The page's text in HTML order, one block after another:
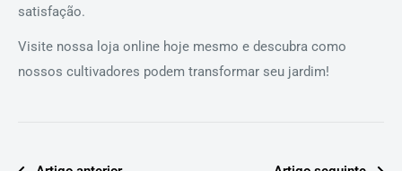
satisfação.
Visite nossa loja online hoje mesmo e descubra como
nossos cultivadores podem transformar seu jardim!